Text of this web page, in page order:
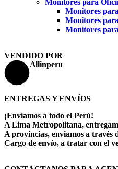
Monitores
Monitores
Monitores
VENDIDO POR
Allinperu
ENTREGAS Y ENVÍOS
¡Enviamos a todo el Perú!
A Lima Metropolitana,
A provincias, enviamos a través
Cargo de envío, a tratar con el